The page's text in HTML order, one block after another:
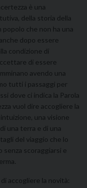
è una
della storia della
popolo che non ha una
dopo essere
condizione di
di essere
avendo una
tutti i passaggi per
dove ci indica la Parola
vuol dire accogliere la
una visione
una terra e di una
del viaggio che lo
senza scoraggiarsi e
accogliere la novità: